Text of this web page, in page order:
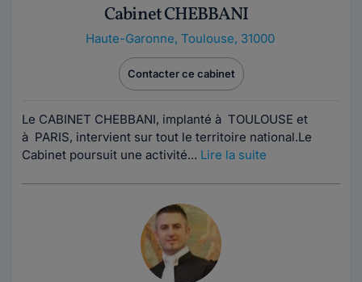
Cabinet CHEBBANI
Haute-Garonne, Toulouse, 31000
Contacter ce cabinet
Le CABINET CHEBBANI, implanté à TOULOUSE et
à PARIS, intervient sur tout le territoire national.Le
Cabinet poursuit une activité... Lire la suite